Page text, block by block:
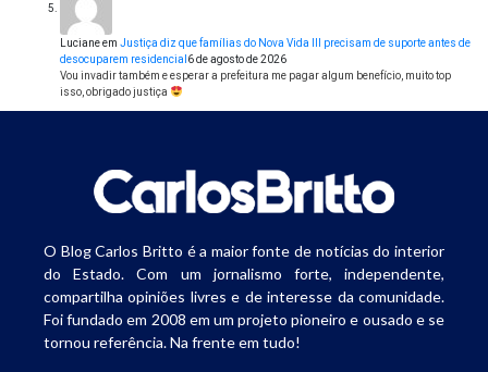
Lucianeem Justiça diz que famílias do Nova Vida III precisam de suporte antes de
desocuparem residencial 6 de agosto de 2026
Vou invadir também e esperar a prefeitura me pagar algum benefício, muito top
isso, obrigado justiça
O Blog Carlos Britto é a maior fonte de notícias do interior
do Estado. Com um jornalismo forte, independente,
compartilha opiniões livres e de interesse da comunidade.
Foi fundado em 2008 em um projeto pioneiro e ousado e se
tornou referência. Na frente em tudo!